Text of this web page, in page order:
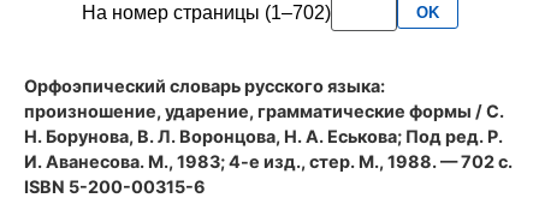
АванесоваНа номер страницы (1–702) OK
Орфоэпический словарь русского языка:
произношение, ударение, грамматические формы / С.
Н. Борунова, В. Л. Воронцова, Н. А. Еськова; Под ред. Р.
И. Аванесова. М., 1983; 4-е изд., стер. М., 1988. — 702 с.
ISBN 5-200-00315-6